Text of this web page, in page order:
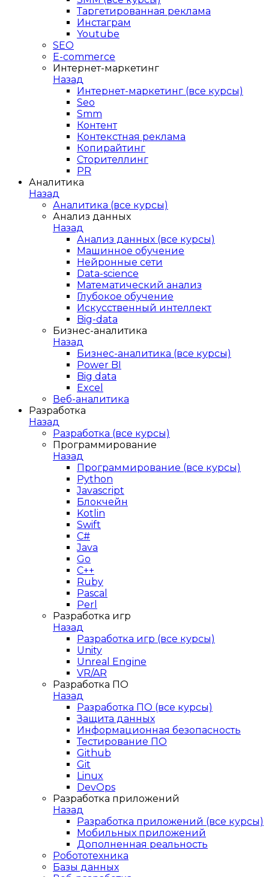
Таргетированная реклама
Инстаграм
Youtube
SEO
E-сommerce
Интернет-маркетинг
Назад
Интернет-маркетинг (все курсы)
Seo
Smm
Контент
Контекстная реклама
Копирайтинг
Сторителлинг
PR
Аналитика
Назад
Аналитика (все курсы)
Анализ данных
Назад
Анализ данных (все курсы)
Машинное обучение
Нейронные сети
Data-science
Математический анализ
Глубокое обучение
Искусственный интеллект
Big-data
Бизнес-аналитика
Назад
Бизнес-аналитика (все курсы)
Power BI
Big data
Excel
Веб-аналитика
Разработка
Назад
Разработка (все курсы)
Программирование
Назад
Программирование (все курсы)
Python
Javascript
Блокчейн
Kotlin
Swift
C#
Java
Go
C++
Ruby
Pascal
Perl
Разработка игр
Назад
Разработка игр (все курсы)
Unity
Unreal Engine
VR/AR
Разработка ПО
Назад
Разработка ПО (все курсы)
Защита данных
Информационная безопасность
Тестирование ПО
Github
Git
Linux
DevOps
Разработка приложений
Назад
Разработка приложений (все курсы)
Мобильных приложений
Дополненная реальность
Робототехника
Базы данных